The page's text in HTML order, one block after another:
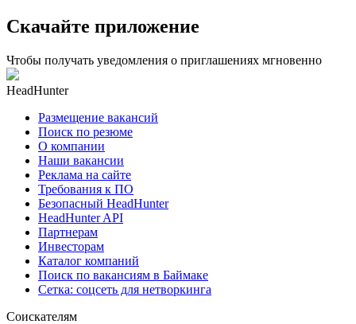
Скачайте приложение
Чтобы получать уведомления о приглашениях мгновенно
HeadHunter
Размещение вакансий
Поиск по резюме
О компании
Наши вакансии
Реклама на сайте
Требования к ПО
Безопасный HeadHunter
HeadHunter API
Партнерам
Инвесторам
Каталог компаний
Поиск по вакансиям в Баймаке
Сетка: соцсеть для нетворкинга
Соискателям